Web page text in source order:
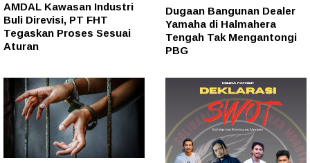
AMDAL Kawasan Industri
Buli Direvisi, PT FHT
Tegaskan Proses Sesuai
Aturan
Dugaan Bangunan Dealer
Yamaha di Halmahera
Tengah Tak Mengantongi
PBG